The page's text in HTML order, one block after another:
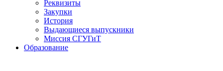
Реквизиты
Закупки
История
Выдающиеся выпускники
Миссия СГУГиТ
Образование